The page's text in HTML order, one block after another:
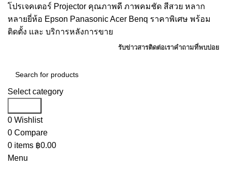
โปรเจคเตอร์ Projector คุณภาพดี ภาพคมชัด สีสวย หลาก
หลายยี่ห้อ Epson Panasonic Acer Benq ราคาพิเศษ พร้อม
ติดตั้ง และ บริการหลังการขาย
รับข่าวสารติดต่อเราคำถามที่พบบ่อย
Select category
0 Wishlist
0 Compare
0 items ฿0.00
Menu